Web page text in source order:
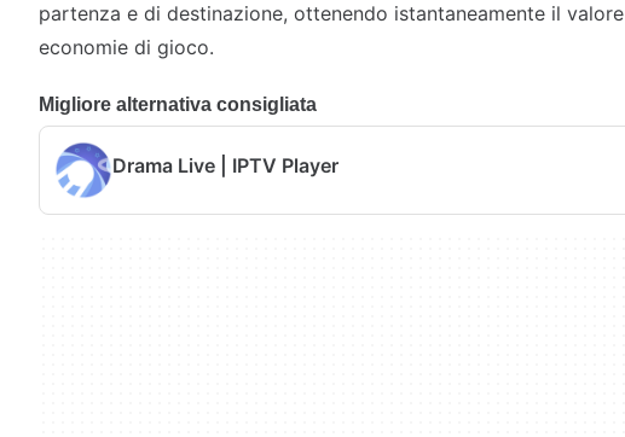
partenza e di destinazione, ottenendo istantaneamente il
economie di gioco.
Migliore alternativa consigliata
Drama Live | IPTV Player